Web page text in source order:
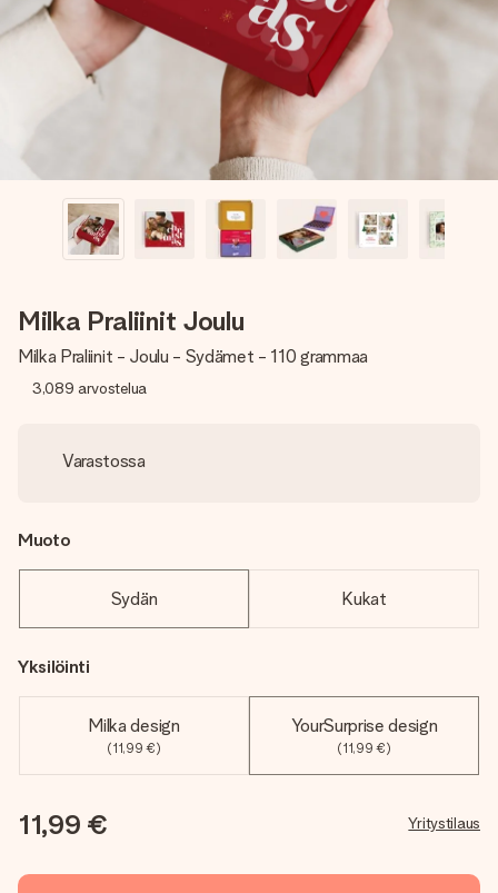
nopeammin kuin ehdit sanoa “yllätys!”
Milka Praliinit Joulu
Milka Praliinit - Joulu - Sydämet - 110 grammaa
3,089 arvostelua
Varastossa
Muoto
Sydän Kukat
Yksilöinti
Milka design
(11,99 €)
YourSurprise design
(11,99 €)
11,99 € Yritystilaus